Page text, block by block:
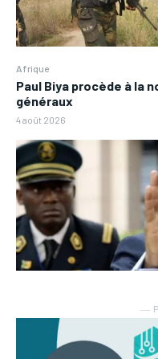
Afrique
Paul Biya procède à la
généraux
4 août 2026
―